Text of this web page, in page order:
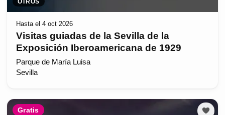
Hasta el 4 oct 2026
Visitas guiadas de la Sevilla de la
Exposición Iberoamericana de 1929
Parque de María Luisa
Sevilla
Gratis